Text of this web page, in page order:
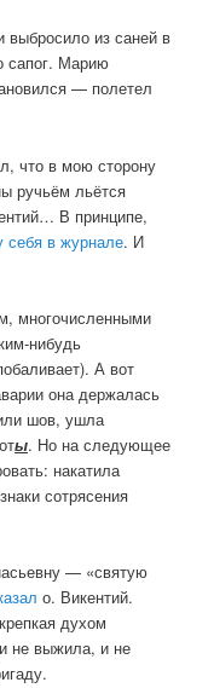
выбросило из саней в
сапог. Марию
— полетел
что в мою сторону
ручьём льётся
В принципе,
себя в журнале. И
многочисленными
нибудь
А вот
она держалась
шов, ушла
ы. Но на следующее
накатила
сотрясения
— «святую
о. Викентий.
духом
не выжила, и не